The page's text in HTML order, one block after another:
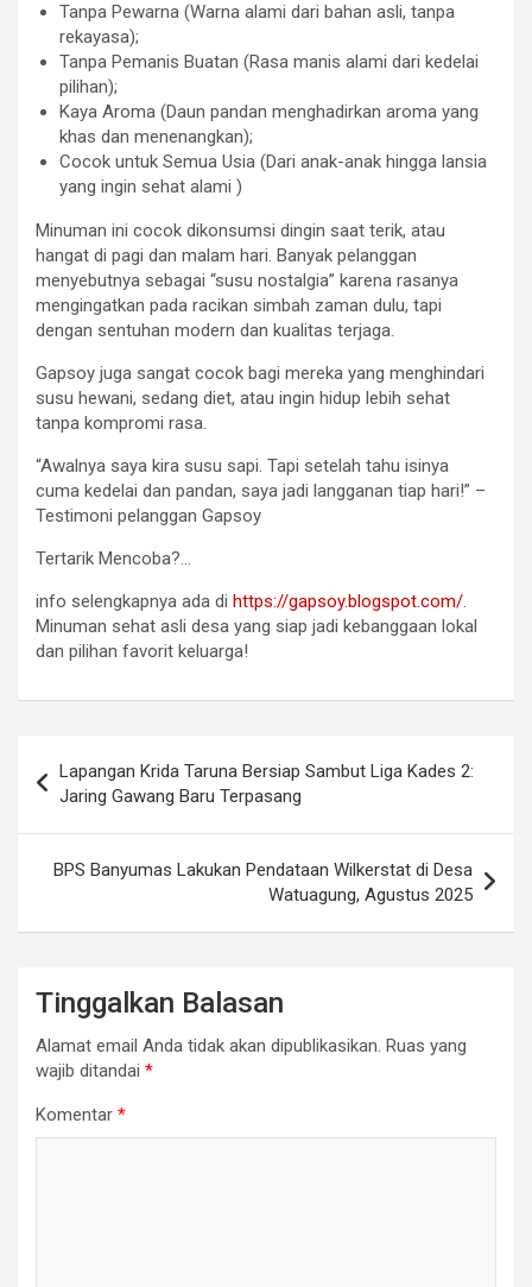
Tanpa Pewarna (Warna alami dari bahan asli, tanpa
rekayasa);
Tanpa Pemanis Buatan (Rasa manis alami dari kedelai
pilihan);
Kaya Aroma (Daun pandan menghadirkan aroma yang
khas dan menenangkan);
Cocok untuk Semua Usia (Dari anak-anak hingga lansia
yang ingin sehat alami )
Minuman ini cocok dikonsumsi dingin saat terik, atau
hangat di pagi dan malam hari. Banyak pelanggan
menyebutnya sebagai “susu nostalgia” karena rasanya
mengingatkan pada racikan simbah zaman dulu, tapi
dengan sentuhan modern dan kualitas terjaga.
Gapsoy juga sangat cocok bagi mereka yang menghindari
susu hewani, sedang diet, atau ingin hidup lebih sehat
tanpa kompromi rasa.
“Awalnya saya kira susu sapi. Tapi setelah tahu isinya
cuma kedelai dan pandan, saya jadi langganan tiap hari!” –
Testimoni pelanggan Gapsoy
Tertarik Mencoba?…
info selengkapnya ada di https://gapsoy.blogspot.com/.
Minuman sehat asli desa yang siap jadi kebanggaan lokal
dan pilihan favorit keluarga!
pos
Lapangan Krida Taruna Bersiap Sambut Liga Kades 2:
Jaring Gawang Baru Terpasang
BPS Banyumas Lakukan Pendataan Wilkerstat di Desa
Watuagung, Agustus 2025
Tinggalkan Balasan
Alamat email Anda tidak akan dipublikasikan. Ruas yang
wajib ditandai *
Komentar *